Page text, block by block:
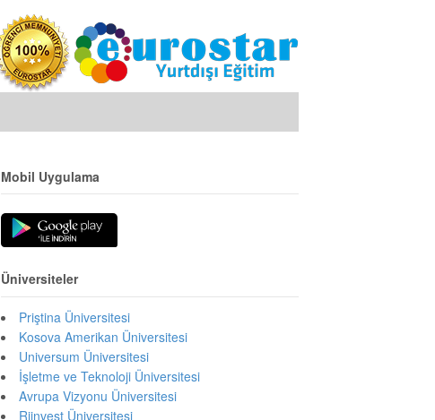
Mobil Uygulama
Üniversiteler
Priştina Üniversitesi
Kosova Amerikan Üniversitesi
Universum Üniversitesi
İşletme ve Teknoloji Üniversitesi
Avrupa Vizyonu Üniversitesi
Riinvest Üniversitesi